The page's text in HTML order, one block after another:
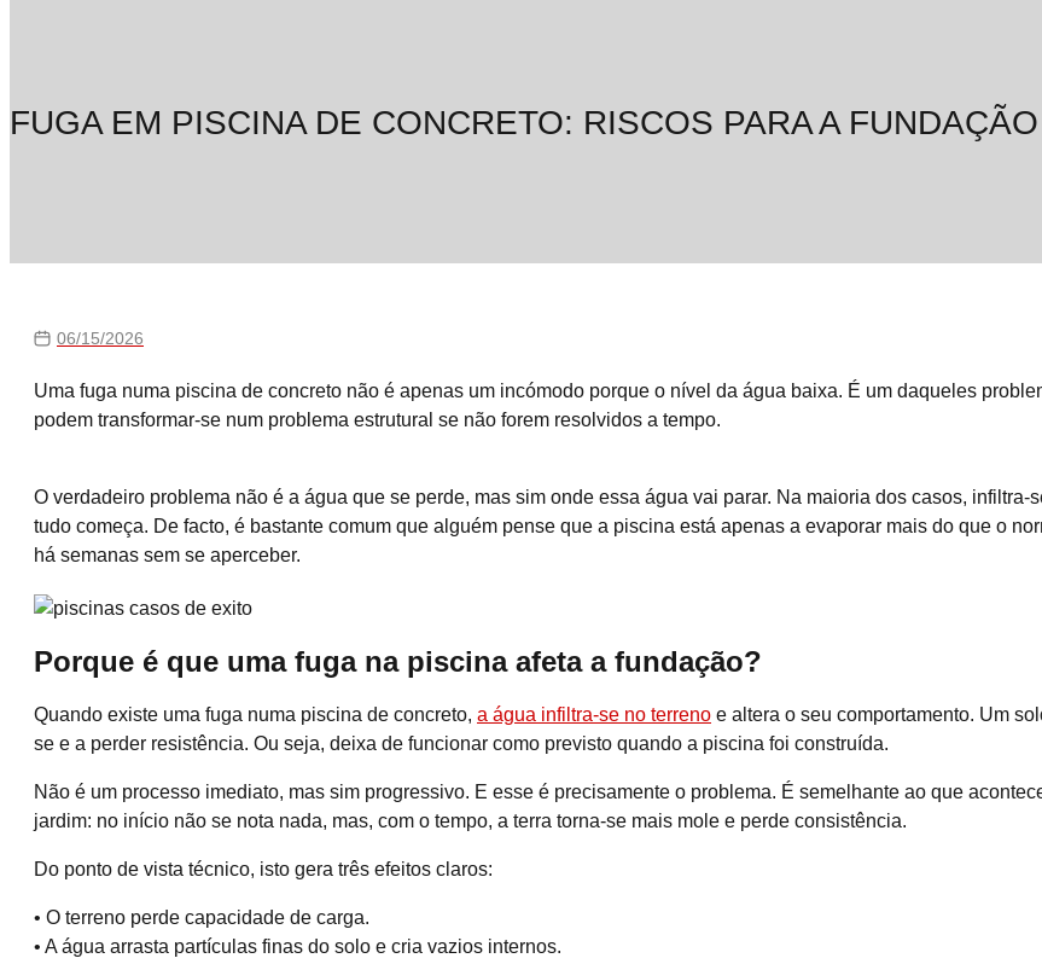
FUGA EM PISCINA DE CONCRETO: RISCOS PARA A
06/15/2026
Uma fuga numa piscina de concreto não é apenas um incómodo porque o nível da água baixa. É um daqueles
podem transformar-se num problema estrutural se não forem resolvidos a tempo.
O verdadeiro problema não é a água que se perde, mas sim onde essa água vai parar. Na maioria dos casos,
tudo começa. De facto, é bastante comum que alguém pense que a piscina está apenas a evaporar mais do que o
há semanas sem se aperceber.
Porque é que uma fuga na piscina afeta a fundação?
Quando existe uma fuga numa piscina de concreto, a água infiltra-se no terreno e altera o seu comportamento. Um
se e a perder resistência. Ou seja, deixa de funcionar como previsto quando a piscina foi construída.
Não é um processo imediato, mas sim progressivo. E esse é precisamente o problema. É semelhante ao que
jardim: no início não se nota nada, mas, com o tempo, a terra torna-se mais mole e perde consistência.
Do ponto de vista técnico, isto gera três efeitos claros:
• O terreno perde capacidade de carga.
• A água arrasta partículas finas do solo e cria vazios internos.